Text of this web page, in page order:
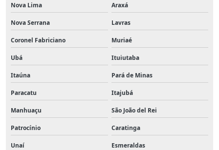
Nova Lima Araxá
Nova Serrana Lavras
Coronel Fabriciano Muriaé
Ubá Ituiutaba
Itaúna Pará de Minas
Paracatu Itajubá
Manhuaçu São João del Rei
Patrocínio Caratinga
Unaí Esmeraldas